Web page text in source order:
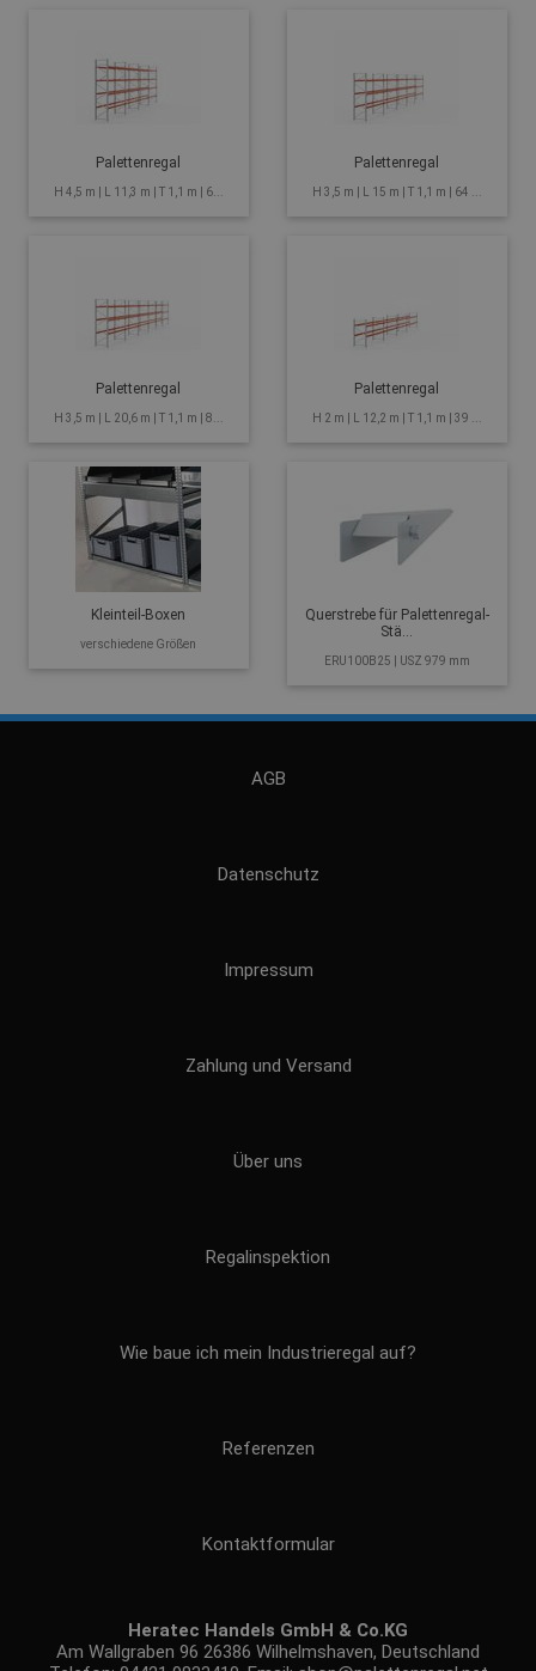
Palettenregal
H 4,5 m | L 11,3 m | T 1,1 m | 6...
Palettenregal
H 3,5 m | L 15 m | T 1,1 m | 64 ...
Palettenregal
H 3,5 m | L 20,6 m | T 1,1 m | 8...
Palettenregal
H 2 m | L 12,2 m | T 1,1 m | 39 ...
Kleinteil-Boxen
verschiedene Größen
Querstrebe für Palettenregal-
Stä...
ERU100B25 | USZ 979 mm
AGB
Datenschutz
Impressum
Zahlung und Versand
Über uns
Regalinspektion
Wie baue ich mein Industrieregal auf?
Referenzen
Kontaktformular
Heratec Handels GmbH & Co.KG
Am Wallgraben 96 26386 Wilhelmshaven, Deutschland